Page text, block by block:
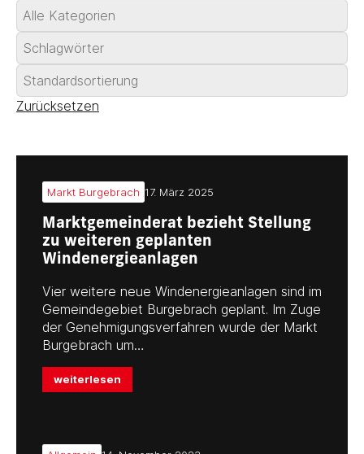
Zurücksetzen
Markt Burgebrach 17. März 2025
Marktgemeinderat bezieht Stellung
zu weiteren geplanten
Windenergieanlagen
Vier weitere neue Windenergieanlagen sind im
Gemeindegebiet Burgebrach geplant. Im Zuge
der Genehmigungsverfahren wurde der Markt
Burgebrach um…
weiterlesen